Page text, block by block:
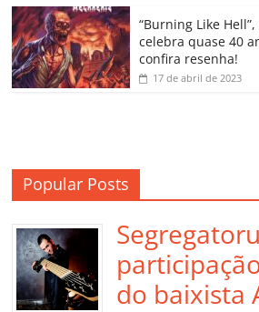
o
“Burning Like
celebra quase 40
confira resenha!
17 de abril de 2023
Popular Posts
do baixista